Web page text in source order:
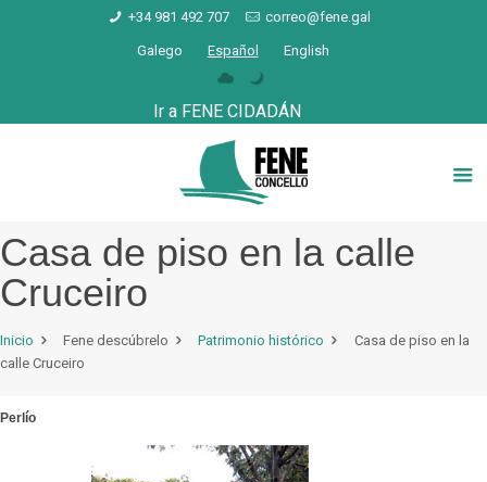
+34 981 492 707 correo@fene.gal
Galego Español English
Ir a FENE CIDADÁN
Casa de piso en la calle
Cruceiro
Inicio Fene descúbrelo Patrimonio histórico
Casa de piso en la
calle Cruceiro
Perlío